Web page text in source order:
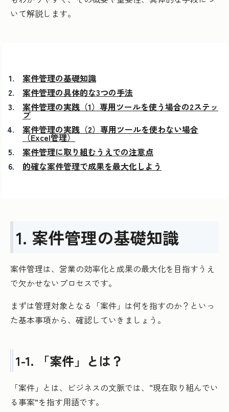
いて解説します。
案件管理の基礎知識
案件管理の具体的な3つの手法
案件管理の実践（1）専用ツールを使う場合の2ステッ
プ
案件管理の実践（2）専用ツールを使わない場合
（Excel管理）
案件管理に取り組むうえでの注意点
的確な案件管理で成果を最大化しよう
1. 案件管理の基礎知識
案件管理は、営業の効率化と成果の最大化を目指すうえ
で欠かせないプロセスです。
まずは管理対象となる「案件」は何を指すのか？といっ
た基本事項から、確認していきましょう。
1-1. 「案件」とは？
「案件」とは、ビジネスの文脈では、“現在取り組んでい
る事案”を指す用語です。